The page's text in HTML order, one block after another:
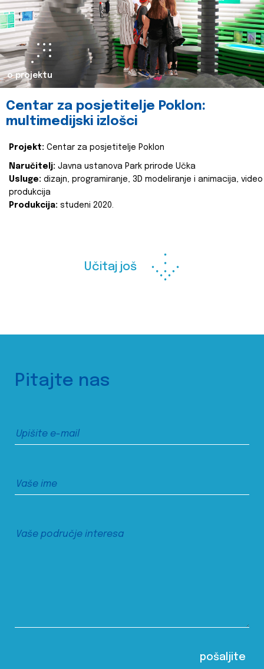
o projektu
Centar za posjetitelje Poklon:
multimedijski izlošci
Projekt: Centar za posjetitelje Poklon
Naručitelj: Javna ustanova Park prirode Učka
Usluge: dizajn, programiranje, 3D modeliranje i animacija, video
produkcija
Produkcija: studeni 2020.
Učitaj još
Pitajte nas